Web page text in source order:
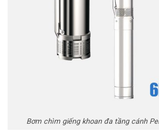
Bơm chìm giếng khoan đa tầng cánh